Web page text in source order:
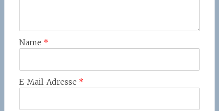
Name *
E-Mail-Adresse *